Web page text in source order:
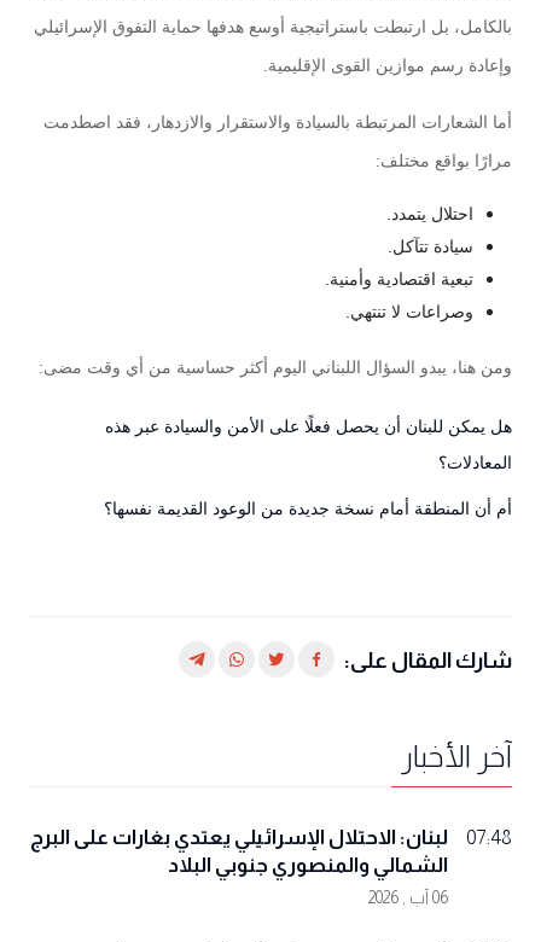
بالكامل، بل ارتبطت باستراتيجية أوسع هدفها حماية التفوق الإسرائيلي
وإعادة رسم موازين القوى الإقليمية.
أما الشعارات المرتبطة بالسيادة والاستقرار والازدهار، فقد اصطدمت
مرارًا بواقع مختلف:
احتلال يتمدد.
سيادة تتآكل.
تبعية اقتصادية وأمنية.
وصراعات لا تنتهي.
ومن هنا، يبدو السؤال اللبناني اليوم أكثر حساسية من أي وقت مضى:
هل يمكن للبنان أن يحصل فعلًا على الأمن والسيادة عبر هذه
المعادلات؟
أم أن المنطقة أمام نسخة جديدة من الوعود القديمة نفسها؟
شارك المقال على:
آخر الأخبار
07:48
لبنان: الاحتلال الإسرائيلي يعتدي بغارات على البرج
الشمالي والمنصوري جنوبي البلاد
06 آب , 2026